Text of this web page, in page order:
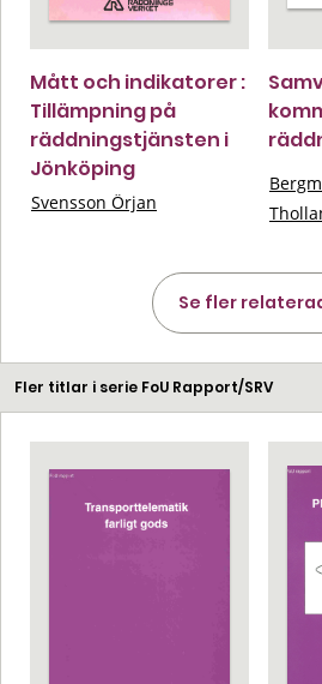
Mått och indikatorer :
Tillämpning på
räddningstjänsten i
Jönköping
Svensson Örjan
Se fler
Fler titlar i serie FoU Rapport/SRV